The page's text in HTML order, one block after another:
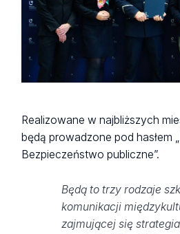
Realizowane w najbliższych
będą prowadzone pod hasłem
Bezpieczeństwo publiczne”.
Będą to trzy rodzaje
komunikacji
zajmującej się